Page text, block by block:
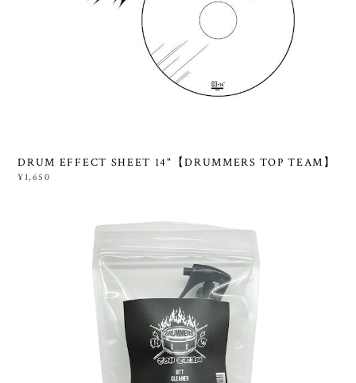
DRUM EFFECT SHEET 14"【DRUMMERS TOP TEAM】
¥1,650